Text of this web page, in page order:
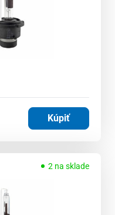
Kúpiť
2 na sklade